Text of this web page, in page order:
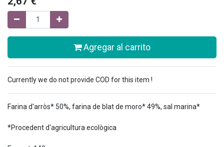
Agregar al carrito
Currently we do not provide COD for this item !
Farina d'arròs* 50%, farina de blat de moro* 49%, sal marina*
*Procedent d'agricultura ecològica